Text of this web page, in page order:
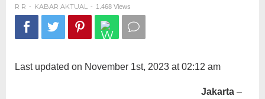
R R - KABAR AKTUAL - 1.468 Views
Last updated on November 1st, 2023 at 02:12 am
Jakarta –